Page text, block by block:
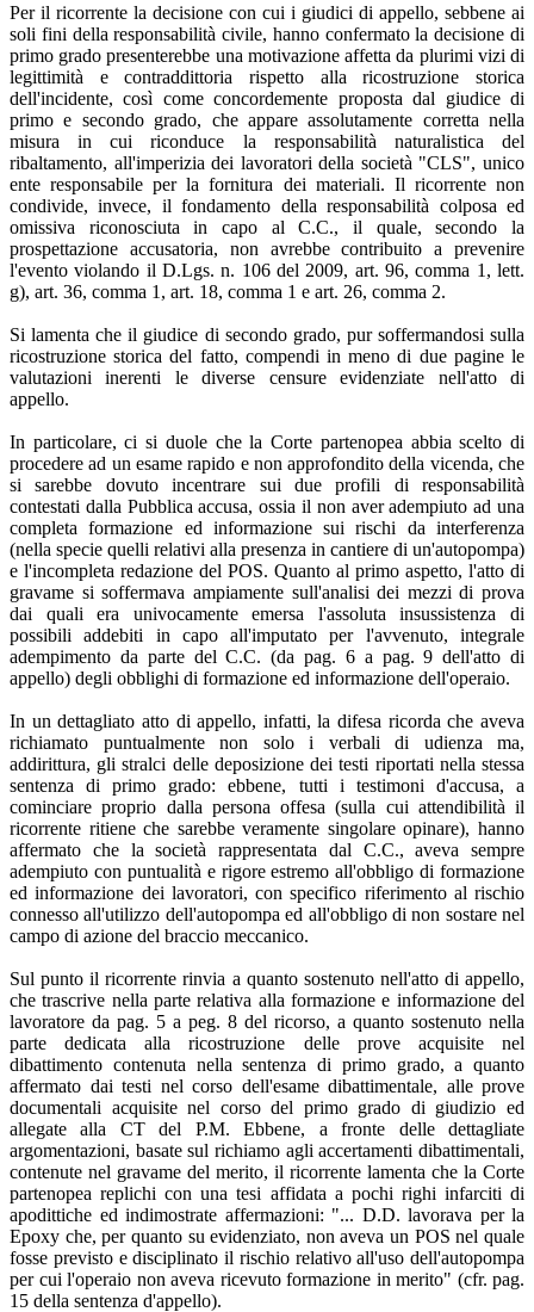
Per il ricorrente la decisione con cui i giudici di appello, sebbene ai
soli fini della responsabilità civile, hanno confermato la decisione di
primo grado presenterebbe una motivazione affetta da plurimi vizi di
legittimità e contraddittoria rispetto alla ricostruzione storica
dell'incidente, così come concordemente proposta dal giudice di
primo e secondo grado, che appare assolutamente corretta nella
misura in cui riconduce la responsabilità naturalistica del
ribaltamento, all'imperizia dei lavoratori della società "CLS", unico
ente responsabile per la fornitura dei materiali. Il ricorrente non
condivide, invece, il fondamento della responsabilità colposa ed
omissiva riconosciuta in capo al C.C., il quale, secondo la
prospettazione accusatoria, non avrebbe contribuito a prevenire
l'evento violando il D.Lgs. n. 106 del 2009, art. 96, comma 1, lett.
g), art. 36, comma 1, art. 18, comma 1 e art. 26, comma 2.
Si lamenta che il giudice di secondo grado, pur soffermandosi sulla
ricostruzione storica del fatto, compendi in meno di due pagine le
valutazioni inerenti le diverse censure evidenziate nell'atto di
appello.
In particolare, ci si duole che la Corte partenopea abbia scelto di
procedere ad un esame rapido e non approfondito della vicenda, che
si sarebbe dovuto incentrare sui due profili di responsabilità
contestati dalla Pubblica accusa, ossia il non aver adempiuto ad una
completa formazione ed informazione sui rischi da interferenza
(nella specie quelli relativi alla presenza in cantiere di un'autopompa)
e l'incompleta redazione del POS. Quanto al primo aspetto, l'atto di
gravame si soffermava ampiamente sull'analisi dei mezzi di prova
dai quali era univocamente emersa l'assoluta insussistenza di
possibili addebiti in capo all'imputato per l'avvenuto, integrale
adempimento da parte del C.C. (da pag. 6 a pag. 9 dell'atto di
appello) degli obblighi di formazione ed informazione dell'operaio.
In un dettagliato atto di appello, infatti, la difesa ricorda che aveva
richiamato puntualmente non solo i verbali di udienza ma,
addirittura, gli stralci delle deposizione dei testi riportati nella stessa
sentenza di primo grado: ebbene, tutti i testimoni d'accusa, a
cominciare proprio dalla persona offesa (sulla cui attendibilità il
ricorrente ritiene che sarebbe veramente singolare opinare), hanno
affermato che la società rappresentata dal C.C., aveva sempre
adempiuto con puntualità e rigore estremo all'obbligo di formazione
ed informazione dei lavoratori, con specifico riferimento al rischio
connesso all'utilizzo dell'autopompa ed all'obbligo di non sostare nel
campo di azione del braccio meccanico.
Sul punto il ricorrente rinvia a quanto sostenuto nell'atto di appello,
che trascrive nella parte relativa alla formazione e informazione del
lavoratore da pag. 5 a peg. 8 del ricorso, a quanto sostenuto nella
parte dedicata alla ricostruzione delle prove acquisite nel
dibattimento contenuta nella sentenza di primo grado, a quanto
affermato dai testi nel corso dell'esame dibattimentale, alle prove
documentali acquisite nel corso del primo grado di giudizio ed
allegate alla CT del P.M. Ebbene, a fronte delle dettagliate
argomentazioni, basate sul richiamo agli accertamenti dibattimentali,
contenute nel gravame del merito, il ricorrente lamenta che la Corte
partenopea replichi con una tesi affidata a pochi righi infarciti di
apodittiche ed indimostrate affermazioni: "... D.D. lavorava per la
Epoxy che, per quanto su evidenziato, non aveva un POS nel quale
fosse previsto e disciplinato il rischio relativo all'uso dell'autopompa
per cui l'operaio non aveva ricevuto formazione in merito" (cfr. pag.
15 della sentenza d'appello).